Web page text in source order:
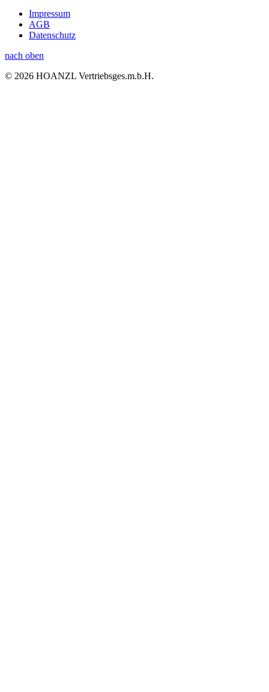
Impressum
AGB
Datenschutz
nach oben
© 2026 HOANZL Vertriebsges.m.b.H.